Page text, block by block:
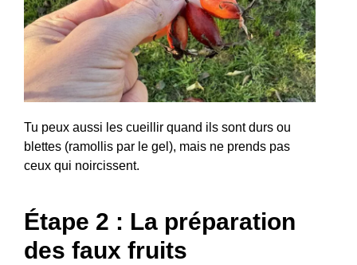
Tu peux aussi les cueillir quand ils sont durs ou
blettes (ramollis par le gel), mais ne prends pas
ceux qui noircissent.
Étape 2 : La préparation
des faux fruits